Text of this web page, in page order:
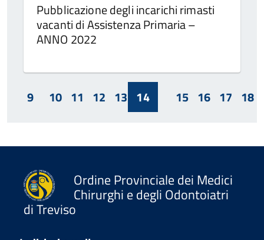
Pubblicazione degli incarichi rimasti
vacanti di Assistenza Primaria –
ANNO 2022
9 10 11 12 13 14 15 16 17 18
Ordine Provinciale dei Medici
Chirurghi e degli Odontoiatri
di Treviso